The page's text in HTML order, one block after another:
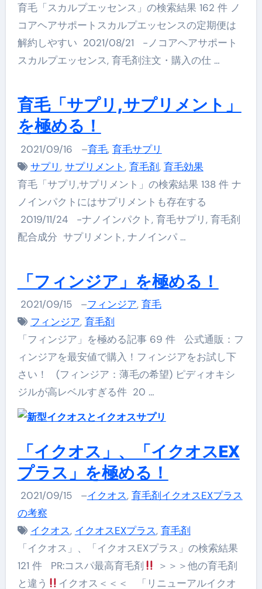
育毛「スカルプエッセンス」の検索結果 162 件 ノ
コアヘアサポートスカルプエッセンスの定期便は
解約しやすい 2021/08/21 -ノコアヘアサポート
スカルプエッセンス, 育毛剤注文・購入の仕 …
育毛「サプリ,サプリメント」
を極める！
2021/09/16 –育毛, 育毛サプリ
サプリ, サプリメント, 育毛剤, 育毛効果
育毛「サプリ,サプリメント」の検索結果 138 件 ナ
ノインパクトにはサプリメントも存在する
2019/11/24 -ナノインパクト, 育毛サプリ, 育毛剤
配合成分 サプリメント, ナノインパ …
「フィンジア」を極める！
2021/09/15 –フィンジア, 育毛
フィンジア, 育毛剤
「フィンジア」を極める記事 69 件 公式通販：フ
ィンジアを最安値で購入！フィンジアをお試し下
さい！ (フィンジア：薄毛の希望) ピディオキシ
ジルが高レベルすぎる件 20 …
「イクオス」、「イクオスEX
プラス」を極める！
2021/09/15 –イクオス, 育毛剤イクオスEXプラス
の考察
イクオス, イクオスEXプラス, 育毛剤
「イクオス」、「イクオスEXプラス」の検索結果
121 件 PR:コスパ最高育毛剤
＞＞＞他の育毛剤
と違う
イクオス＜＜＜ 「リニューアルイクオ